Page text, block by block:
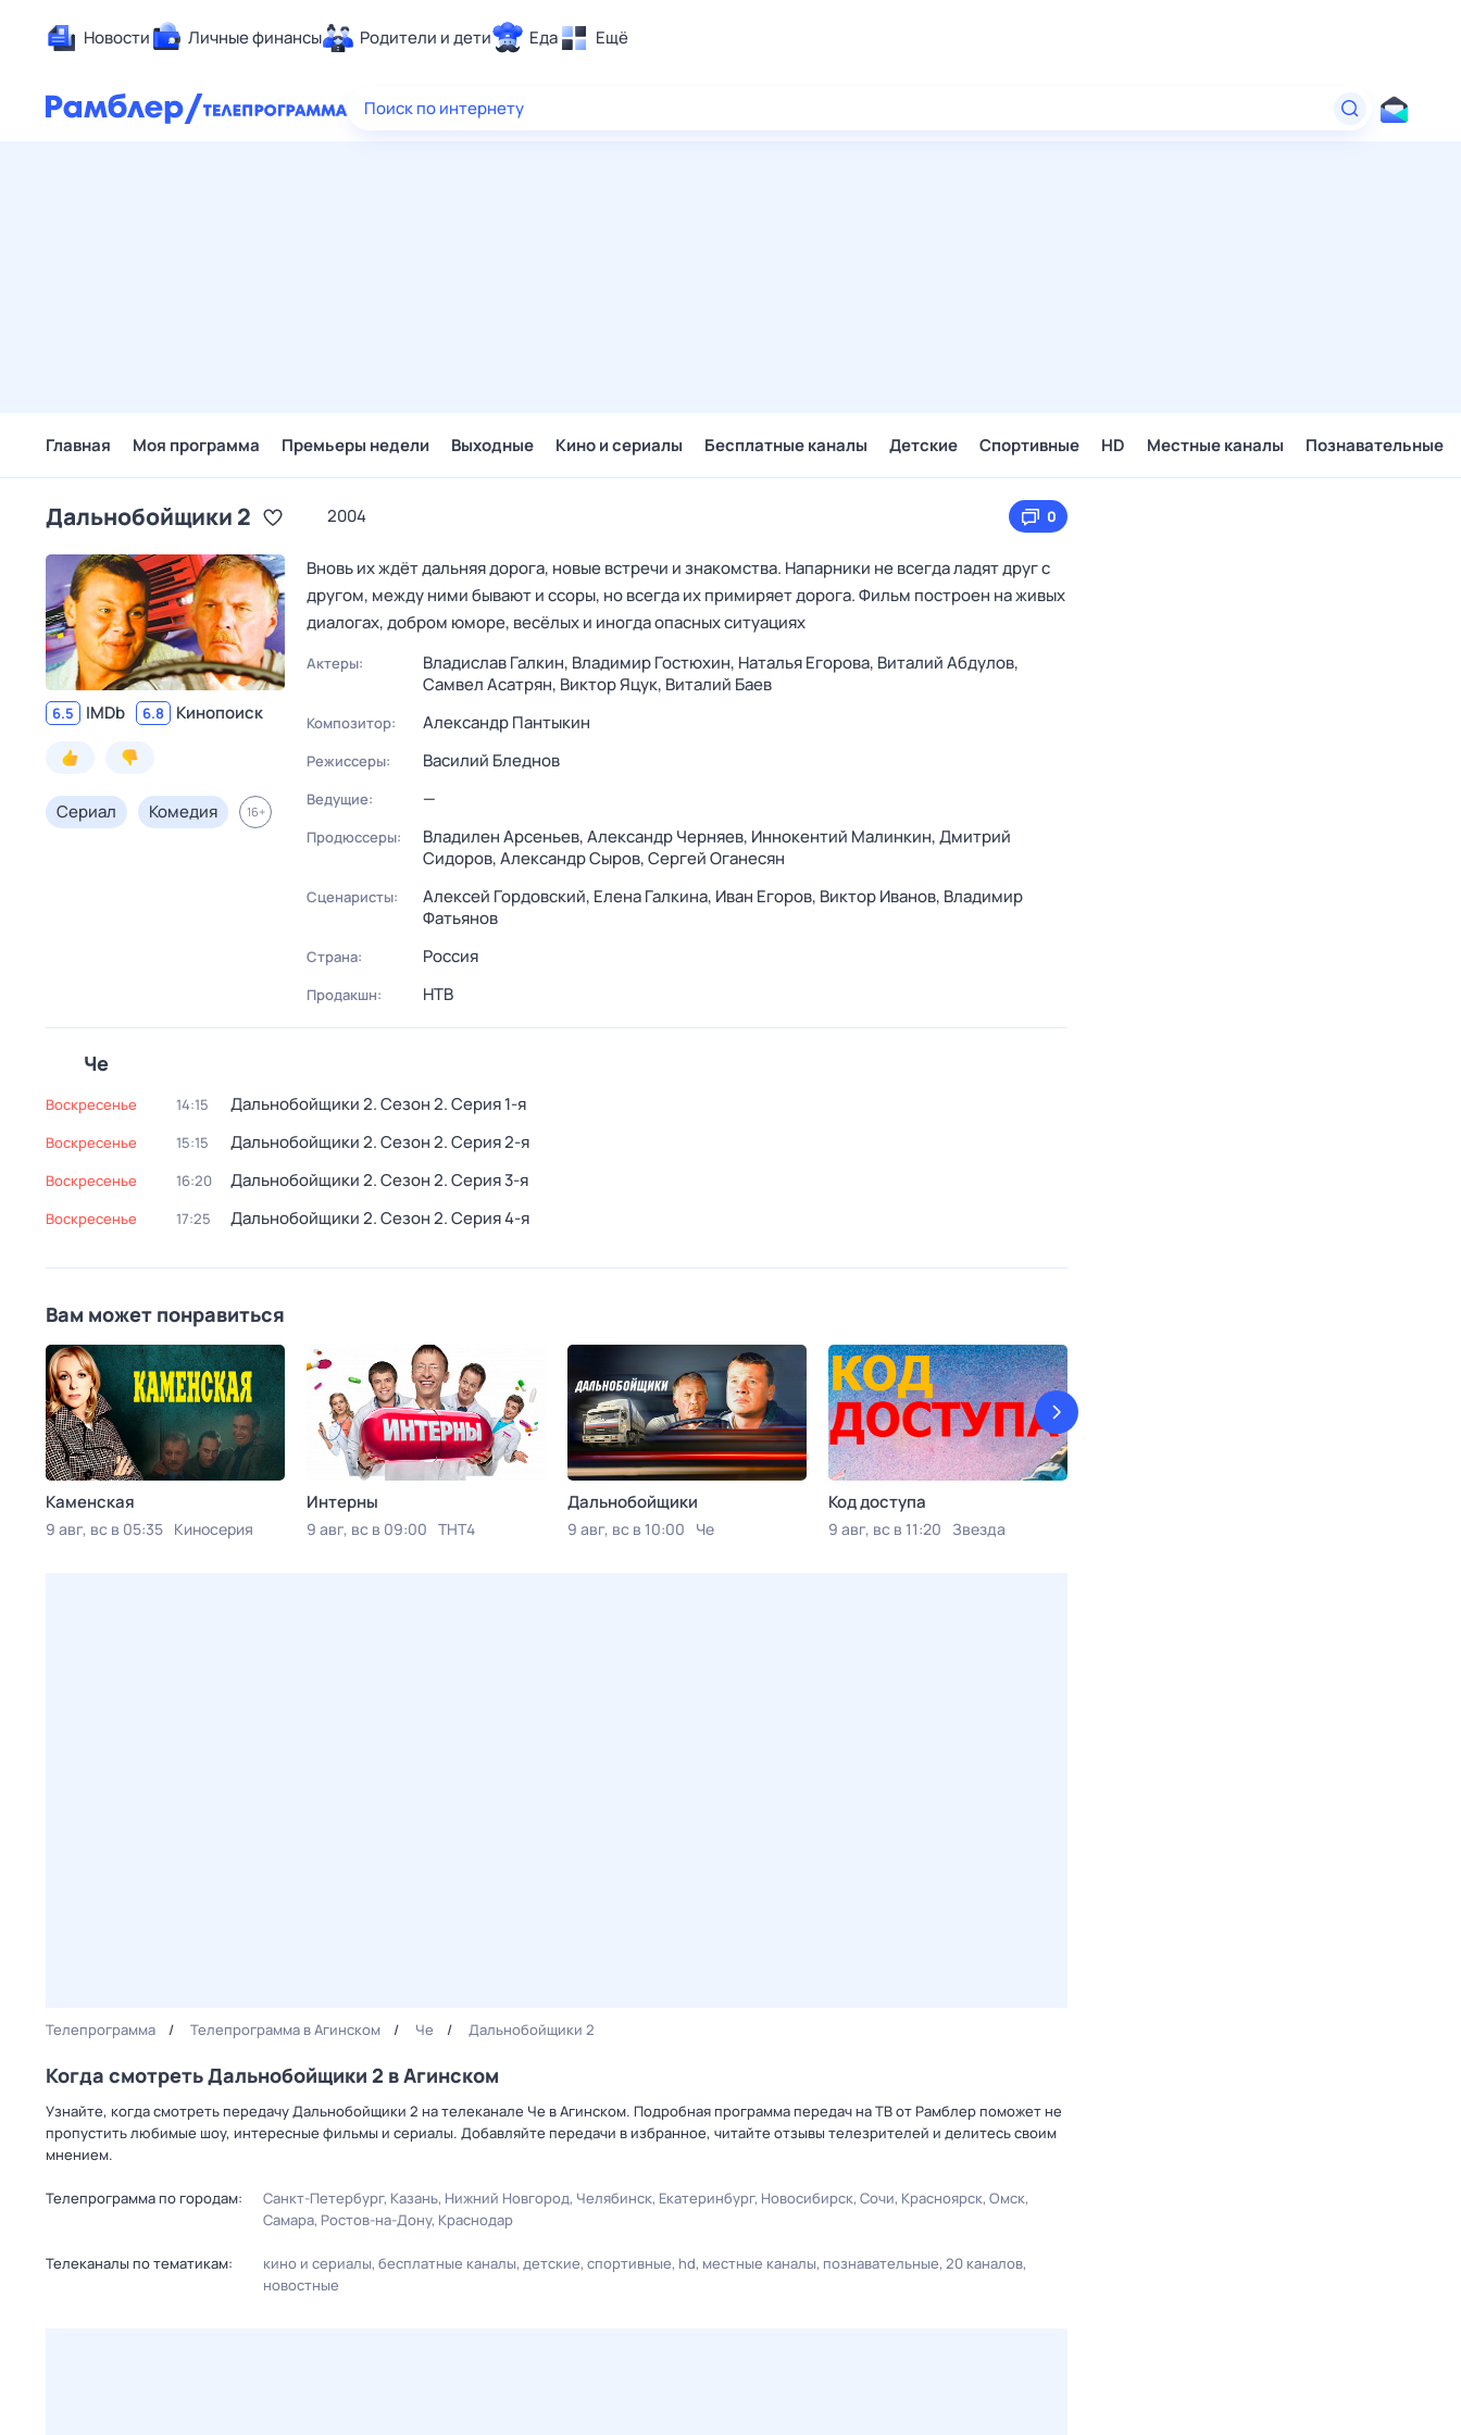
Новости Личные финансы Родители и дети Еда Ещё
Здоровье
Поиск по интернету
Главная Моя программа Премьеры недели Выходные Кино и сериалы Бесплатные каналы Детские Спортивные HD Местные каналы Познавательные
Дальнобойщики 2 2004 0
6.5 IMDb 6.8 Кинопоиск
Сериал Комедия 16+
Вновь их ждёт дальняя дорога, новые встречи и знакомства. Напарники не всегда ладят друг с
другом, между ними бывают и ссоры, но всегда их примиряет дорога. Фильм построен на живых
диалогах, добром юморе, весёлых и иногда опасных ситуациях
Актеры: Владислав Галкин, Владимир Гостюхин, Наталья Егорова, Виталий Абдулов,
Самвел Асатрян, Виктор Яцук, Виталий Баев
Композитор: Александр Пантыкин
Режиссеры: Василий Бледнов
Ведущие: —
Продюссеры: Владилен Арсеньев,Александр Черняев, Иннокентий Малинкин,Дмитрий
Сидоров,Александр Сыров,Сергей Оганесян
Сценаристы: Алексей Гордовский, Елена Галкина, Иван Егоров, Виктор Иванов, Владимир
Фатьянов
Страна: Россия
Продакшн: НТВ
Че
воскресенье 14:15 Дальнобойщики 2. Сезон 2. Серия 1-я
воскресенье 15:15 Дальнобойщики 2. Сезон 2. Серия 2-я
воскресенье 16:20 Дальнобойщики 2. Сезон 2. Серия 3-я
воскресенье 17:25 Дальнобойщики 2. Сезон 2. Серия 4-я
Вам может понравиться
Каменская
9 авг, вс в 05:35 Киносерия
Интерны
9 авг, вс в 09:00 ТНТ4
Дальнобойщики
9 авг, вс в 10:00 Че
Код доступа
9 авг, вс в 11:20 Звезда
Телепрограмма Телепрограмма в Агинском Че Дальнобойщики 2
Когда смотреть Дальнобойщики 2 в Агинском
Узнайте, когда смотреть передачу Дальнобойщики 2 на телеканале Че в Агинском. Подробная программа передач на ТВ от Рамблер поможет не
пропустить любимые шоу, интересные фильмы и сериалы. Добавляйте передачи в избранное, читайте отзывы телезрителей и делитесь своим
мнением.
Телепрограмма по городам: Санкт-Петербург Казань Нижний Новгород Челябинск Екатеринбург Новосибирск Сочи Красноярск Омск
Самара Ростов-на-Дону Краснодар
Телеканалы по тематикам: кино и сериалы бесплатные каналы детские спортивные hd местные каналы познавательные 20 каналов
новостные